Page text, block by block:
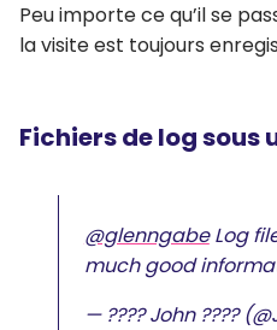
Peu importe ce qu’il se
la visite est toujours
Fichiers de log sous
@glenngabeLog
much good
— ???? John ????